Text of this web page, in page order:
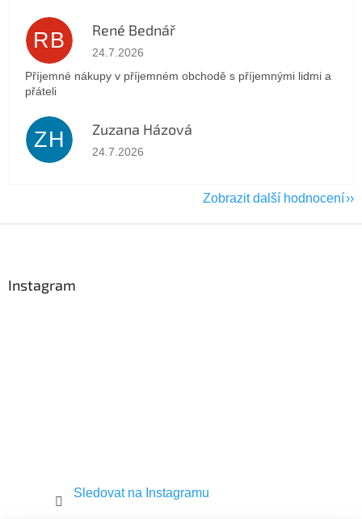
RB René Bednář
Hodnocení obchodu je 5 z 5 hvězdiček.
24.7.2026
Příjemné nákupy v příjemném obchodě s příjemnými lidmi a
přáteli
ZH Zuzana Házová
Hodnocení obchodu je 5 z 5 hvězdiček.
24.7.2026
Zobrazit další hodnocení
Instagram
Sledovat na Instagramu